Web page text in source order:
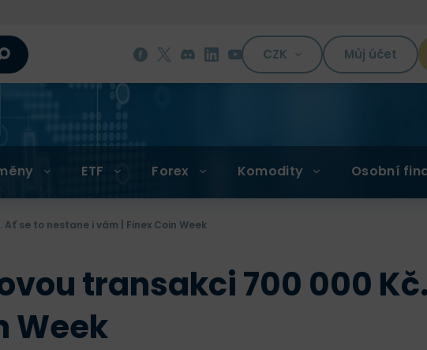
CZK Můj účet
ETF Forex Komodity Osobní
se to nestane i vám | Finex Coin Week
transakci 700 000
Week